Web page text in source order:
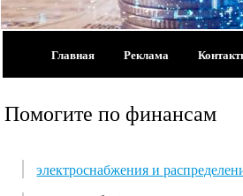
Главная Реклама
Помогите по финансам
электроснабжения и